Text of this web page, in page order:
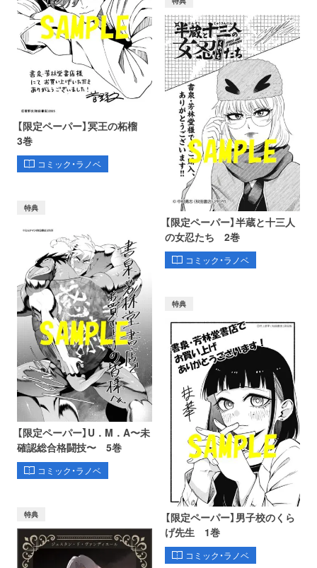
【限定ペーパー】冥王の柘榴
3巻
コミック・ラノベ
【限定ペーパー】半蔵と十三人
の女忍たち 2巻
コミック・ラノベ
特典
【限定ペーパー】U．M．A〜未
確認総合格闘技〜 5巻
コミック・ラノベ
特典
【限定ペーパー】男子校のくら
げ先生 1巻
コミック・ラノベ
特典